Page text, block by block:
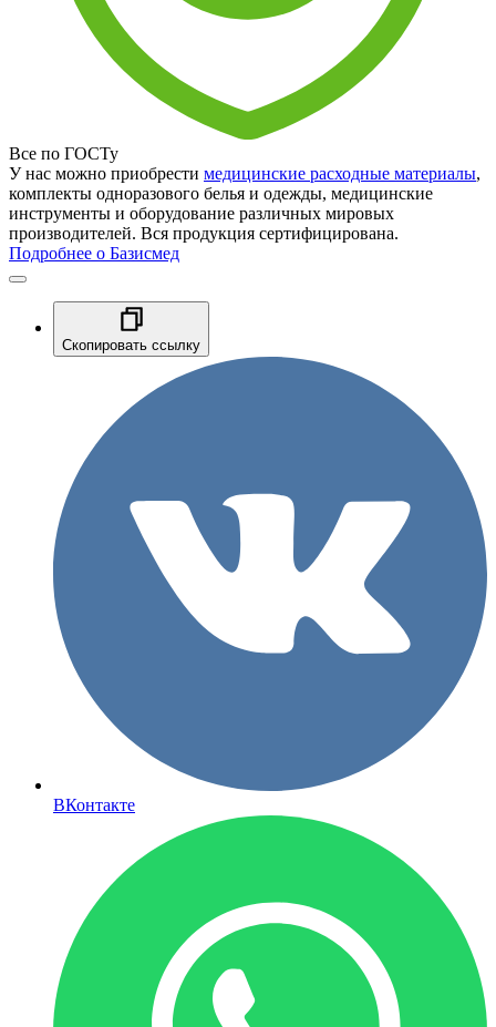
Все по ГОСТу
У нас можно приобрести медицинские расходные материалы,
комплекты одноразового белья и одежды, медицинские
инструменты и оборудование различных мировых
производителей. Вся продукция сертифицирована.
Подробнее о Базисмед
Скопировать ссылку
ВКонтакте